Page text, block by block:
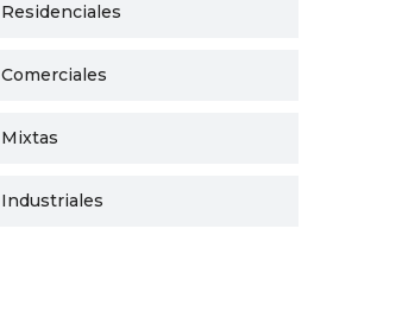
Residenciales
Comerciales
Mixtas
Industriales